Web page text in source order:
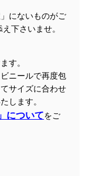
にないものがご
下さいませ。
す。
ニールで再度包
サイズに合わせ
します。
についてをご